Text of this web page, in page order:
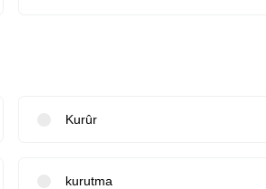
Kurûr
kurutma